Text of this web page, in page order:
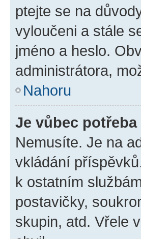
ptejte se na
vyloučeni a stále
jméno a heslo.
administrátora,
Nahoru
Je vůbec
Nemusíte. Je na
vkládání
k ostatním
postavičky,
skupin, atd. Vřele